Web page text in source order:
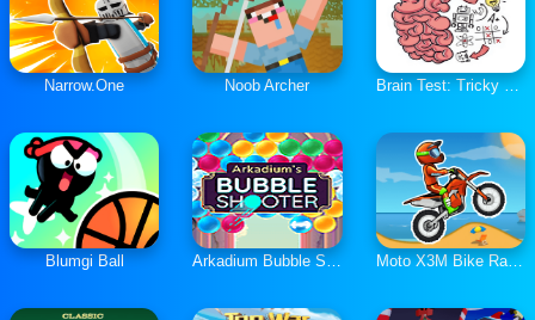
Narrow.One Noob Archer Brain Test: Tricky Puzzles
Blumgi Ball Arkadium Bubble Shooter Moto X3M Bike Race Game